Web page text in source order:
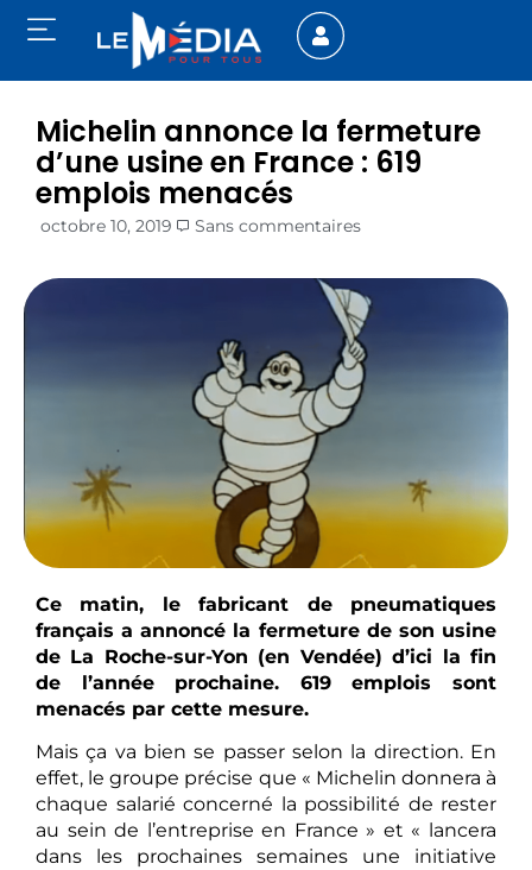
Michelin annonce la fermeture
d’une usine en France : 619
emplois menacés
octobre 10, 2019 Sans commentaires
Ce matin, le fabricant de pneumatiques
français a annoncé la fermeture de son usine
de La Roche-sur-Yon (en Vendée) d’ici la fin
de l’année prochaine. 619 emplois sont
menacés par cette mesure.
Mais ça va bien se passer selon la direction. En
effet, le groupe précise que « Michelin donnera à
chaque salarié concerné la possibilité de rester
au sein de l’entreprise en France » et « lancera
dans les prochaines semaines une initiative